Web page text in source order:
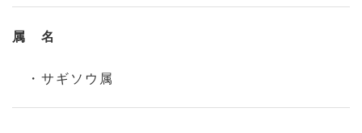
属 名
・サギソウ属